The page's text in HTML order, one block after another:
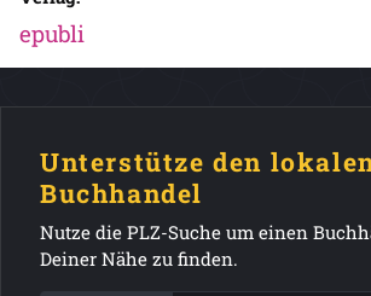
epubli
Unterstütze den
Buchhandel
Nutze die PLZ-Suche um einen
Deiner Nähe zu finden.